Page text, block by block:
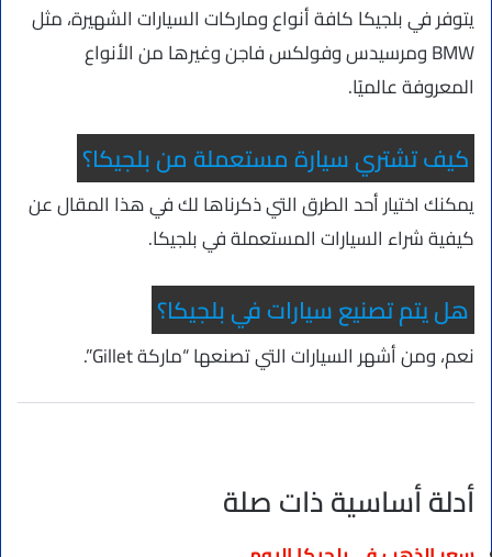
يتوفر في بلجيكا كافة أنواع وماركات السيارات الشهيرة، مثل
BMW ومرسيدس وفولكس فاجن وغيرها من الأنواع
المعروفة عالميًا.
كيف تشتري سيارة مستعملة من بلجيكا؟
يمكنك اختيار أحد الطرق التي ذكرناها لك في هذا المقال عن
كيفية شراء السيارات المستعملة في بلجيكا.
هل يتم تصنيع سيارات في بلجيكا؟
نعم، ومن أشهر السيارات التي تصنعها “ماركة Gillet”.
أدلة أساسية ذات صلة